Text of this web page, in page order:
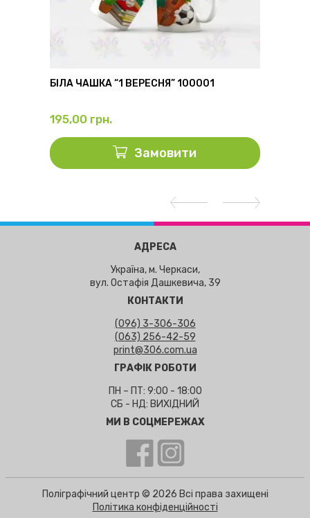
БІЛА ЧАШКА “1 ВЕРЕСНЯ” 100001
195,00 грн.
Замовити
АДРЕСА
Україна, м. Черкаси,
вул. Остафія Дашкевича, 39
КОНТАКТИ
(096) 3-306-306
(063) 256-42-59
print@306.com.ua
ГРАФІК РОБОТИ
ПН – ПТ: 9:00 - 18:00
СБ - НД: ВИХІДНИЙ
МИ В СОЦМЕРЕЖАХ
Поліграфічний центр © 2026 Всі права захищені
Політика конфіденційності